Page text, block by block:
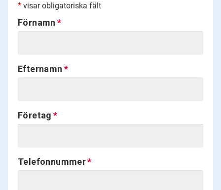
* visar obligatoriska fält
Förnamn
Efternamn
Företag
Telefonnummer